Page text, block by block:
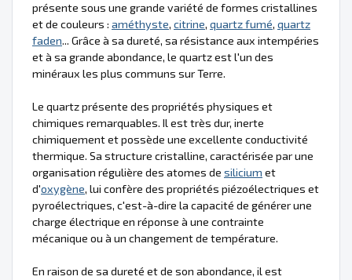
présente sous une grande variété de formes cristallines
et de couleurs : améthyste, citrine, quartz fumé, quartz
faden... Grâce à sa dureté, sa résistance aux intempéries
et à sa grande abondance, le quartz est l'un des
minéraux les plus communs sur Terre.
Le quartz présente des propriétés physiques et
chimiques remarquables. Il est très dur, inerte
chimiquement et possède une excellente conductivité
thermique. Sa structure cristalline, caractérisée par une
organisation régulière des atomes de silicium et
d'oxygène, lui confère des propriétés piézoélectriques et
pyroélectriques, c'est-à-dire la capacité de générer une
charge électrique en réponse à une contrainte
mécanique ou à un changement de température.
En raison de sa dureté et de son abondance, il est